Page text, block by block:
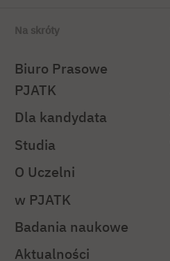
Na skróty
Biuro Prasowe
PJATK
Dla kandydata
Studia
O Uczelni
w PJATK
Badania naukowe
Aktualności